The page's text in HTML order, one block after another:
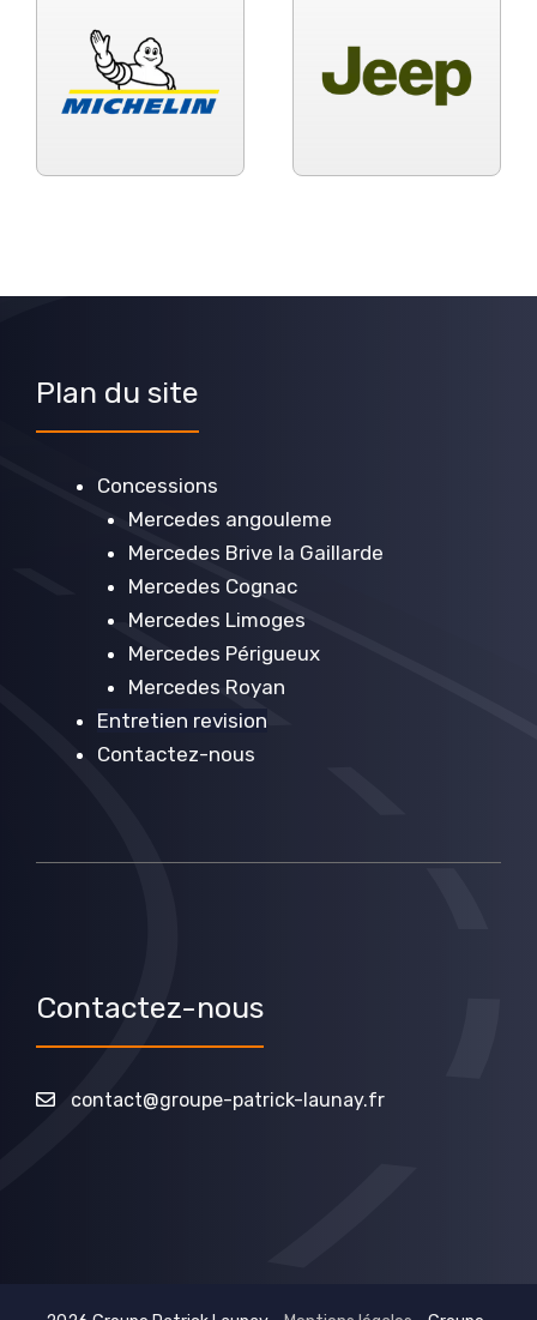
Plan du site
Concessions
Mercedes angouleme
Mercedes Brive la Gaillarde
Mercedes Cognac
Mercedes Limoges
Mercedes Périgueux
Mercedes Royan
Entretien revision
Contactez-nous
Contactez-nous
contact@groupe-patrick-launay.fr